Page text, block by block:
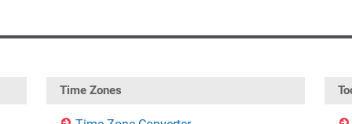
Time Zones